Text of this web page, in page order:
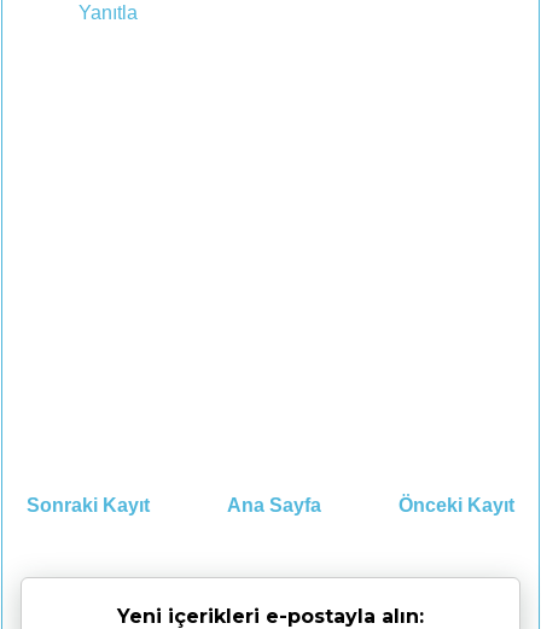
Yanıtla
Sonraki Kayıt Önceki Kayıt
Ana Sayfa
Yeni içerikleri e-postayla alın: